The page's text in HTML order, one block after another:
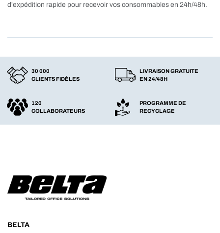
d'expédition rapide pour recevoir vos consommables en 24h/48h.
30 000
CLIENTS FIDÈLES
LIVRAISON GRATUITE
EN 24/48H
120
COLLABORATEURS
PROGRAMME DE
RECYCLAGE
BELTA